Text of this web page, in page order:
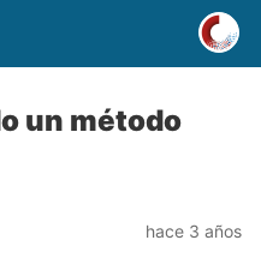
un método
hace 3 años